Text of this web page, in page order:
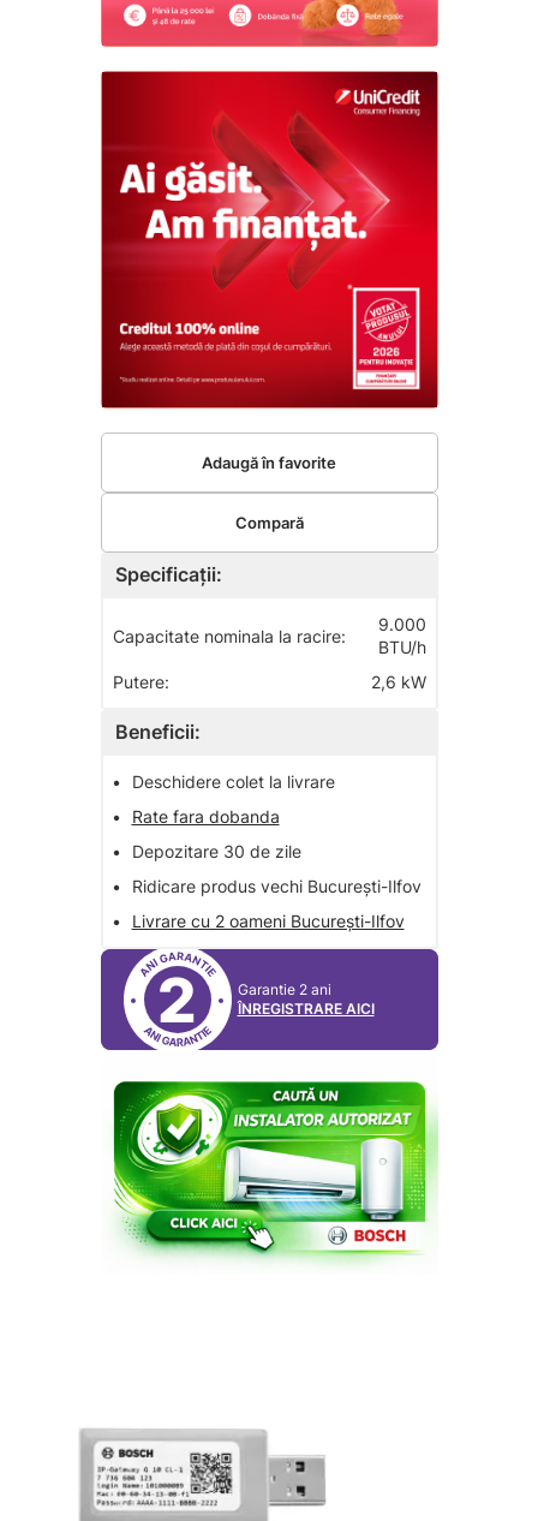
Specificații:
Capacitate nominala la racire:
9.000
BTU/h
Putere:
2,6 kW
Beneficii:
•
Deschidere colet la livrare
•
Rate fara dobanda
•
Depozitare 30 de zile
•
Ridicare produs vechi București-Ilfov
•
Livrare cu 2 oameni București-Ilfov
2
Garantie 2 ani
ÎNREGISTRARE AICI
Adaugă în favorite
Compară